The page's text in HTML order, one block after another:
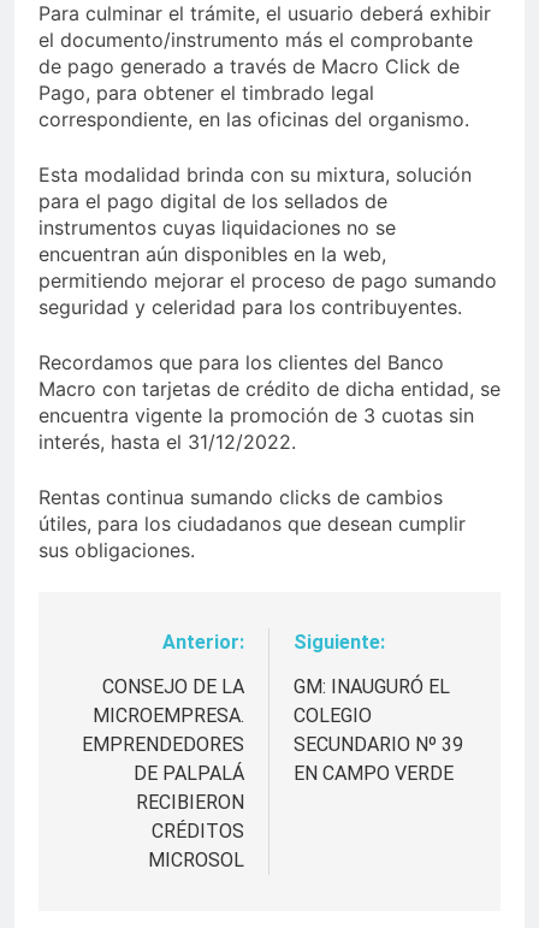
Para culminar el trámite, el usuario deberá exhibir
el documento/instrumento más el comprobante
de pago generado a través de Macro Click de
Pago, para obtener el timbrado legal
correspondiente, en las oficinas del organismo.
Esta modalidad brinda con su mixtura, solución
para el pago digital de los sellados de
instrumentos cuyas liquidaciones no se
encuentran aún disponibles en la web,
permitiendo mejorar el proceso de pago sumando
seguridad y celeridad para los contribuyentes.
Recordamos que para los clientes del Banco
Macro con tarjetas de crédito de dicha entidad, se
encuentra vigente la promoción de 3 cuotas sin
interés, hasta el 31/12/2022.
Rentas continua sumando clicks de cambios
útiles, para los ciudadanos que desean cumplir
sus obligaciones.
Navegación
entradas
Anterior:
CONSEJO DE LA
MICROEMPRESA.
EMPRENDEDORES
DE PALPALÁ
RECIBIERON
CRÉDITOS
MICROSOL
Siguiente:
GM: INAUGURÓ EL
COLEGIO
SECUNDARIO Nº 39
EN CAMPO VERDE